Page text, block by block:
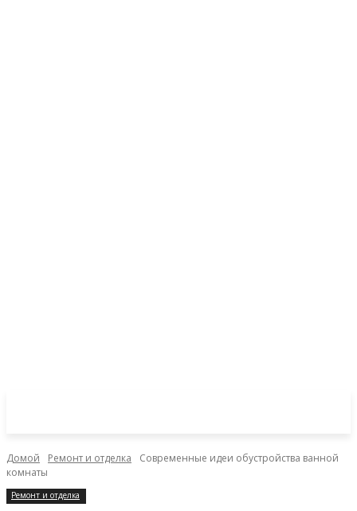
Домой Ремонт и отделка
Современные идеи обустройства ванной
комнаты
Ремонт и отделка